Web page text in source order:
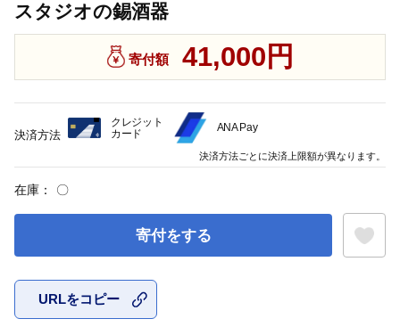
スタジオの錫酒器
寄付額 41,000円
在庫： 〇
寄付をする
URLをコピー
決済方法
クレジット
カード
ANA Pay
決済方法ごとに決済上限額が異なります。